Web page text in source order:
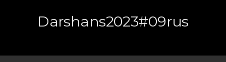
Darshans2023#09rus